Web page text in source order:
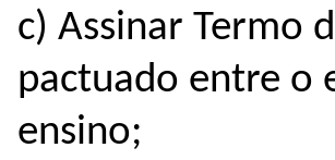
c) Assinar Termo
pactuado entre o
ensino;